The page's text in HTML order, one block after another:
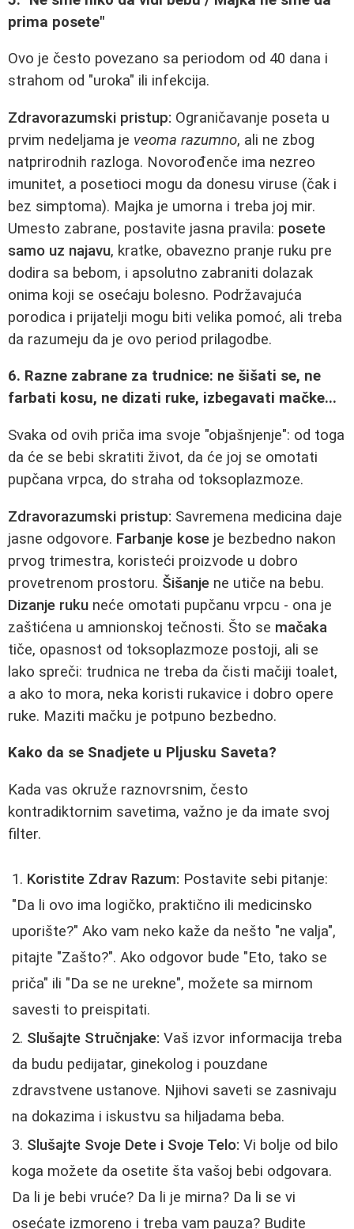
prima posete"
Ovo je često povezano sa periodom od 40 dana i
strahom od "uroka" ili infekcija.
Zdravorazumski pristup: Ograničavanje poseta u
prvim nedeljama je veoma razumno, ali ne zbog
natprirodnih razloga. Novorođenče ima nezreo
imunitet, a posetioci mogu da donesu viruse (čak i
bez simptoma). Majka je umorna i treba joj mir.
Umesto zabrane, postavite jasna pravila: posete
samo uz najavu, kratke, obavezno pranje ruku pre
dodira sa bebom, i apsolutno zabraniti dolazak
onima koji se osećaju bolesno. Podržavajuća
porodica i prijatelji mogu biti velika pomoć, ali treba
da razumeju da je ovo period prilagodbe.
6. Razne zabrane za trudnice: ne šišati se, ne
farbati kosu, ne dizati ruke, izbegavati mačke...
Svaka od ovih priča ima svoje "objašnjenje": od toga
da će se bebi skratiti život, da će joj se omotati
pupčana vrpca, do straha od toksoplazmoze.
Zdravorazumski pristup: Savremena medicina daje
jasne odgovore. Farbanje kose je bezbedno nakon
prvog trimestra, koristeći proizvode u dobro
provetrenom prostoru. Šišanje ne utiče na bebu.
Dizanje ruku neće omotati pupčanu vrpcu - ona je
zaštićena u amnionskoj tečnosti. Što se mačaka
tiče, opasnost od toksoplazmoze postoji, ali se
lako spreči: trudnica ne treba da čisti mačiji toalet,
a ako to mora, neka koristi rukavice i dobro opere
ruke. Maziti mačku je potpuno bezbedno.
Kako da se Snadjete u Pljusku Saveta?
Kada vas okruže raznovrsnim, često
kontradiktornim savetima, važno je da imate svoj
filter.
Koristite Zdrav Razum: Postavite sebi pitanje:
"Da li ovo ima logičko, praktično ili medicinsko
uporište?" Ako vam neko kaže da nešto "ne valja",
pitajte "Zašto?". Ako odgovor bude "Eto, tako se
priča" ili "Da se ne urekne", možete sa mirnom
savesti to preispitati.
Slušajte Stručnjake: Vaš izvor informacija treba
da budu pedijatar, ginekolog i pouzdane
zdravstvene ustanove. Njihovi saveti se zasnivaju
na dokazima i iskustvu sa hiljadama beba.
Slušajte Svoje Dete i Svoje Telo: Vi bolje od bilo
koga možete da osetite šta vašoj bebi odgovara.
Da li je bebi vruće? Da li je mirna? Da li se vi
osećate izmoreno i treba vam pauza? Budite